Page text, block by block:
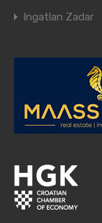
Ingatlan Zadar